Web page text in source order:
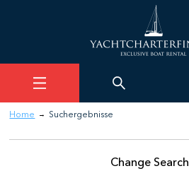
Home → Suchergebnisse
Change Search